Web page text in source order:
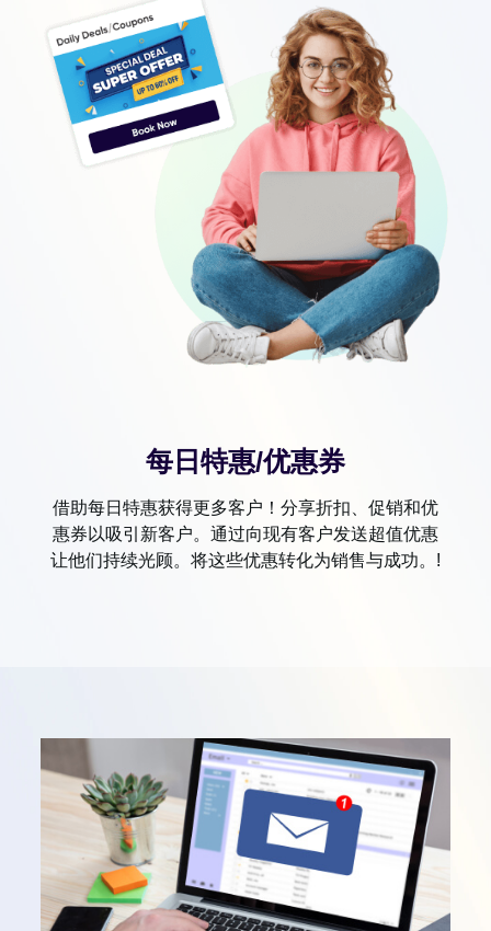
每日特惠/优惠券
借助每日特惠获得更多客户！分享折扣、促销和优
惠券以吸引新客户。通过向现有客户发送超值优惠
让他们持续光顾。将这些优惠转化为销售与成功。!